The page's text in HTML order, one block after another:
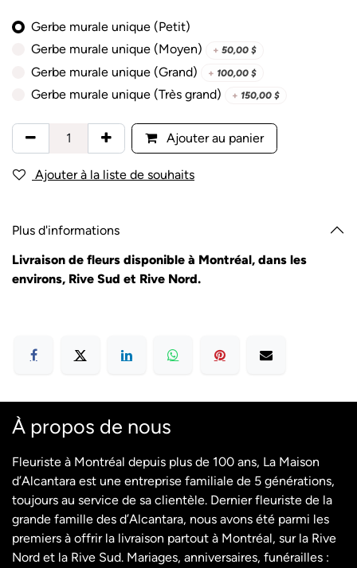
Gerbe murale unique (Petit)
Gerbe murale unique (Moyen)
+ 50,00$
Gerbe murale unique (Grand) + 100,00$
Gerbe murale unique (Très grand) + 150,00$
Ajouter au panier
Ajouter à la liste de souhaits
Plus d'informations
Livraison de fleurs disponible à Montréal, dans les
environs, Rive Sud et Rive Nord.
À propos de nous
Fleuriste à Montréal depuis plus de 100 ans, La Maison
d’Alcantara est une entreprise familiale de 5 générations,
toujours au service de sa clientèle. Dernier fleuriste de la
grande famille des d’Alcantara, nous avons été parmi les
premiers à offrir la livraison partout à Montréal, sur la Rive
Nord et la Rive Sud. Mariages, anniversaires, funérailles :